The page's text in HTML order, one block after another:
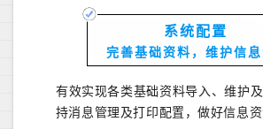
系统配置
完善基础资料， 维护信
有效实现各类基础资料导入、维护
持消息管理及打印配置，做好信息资